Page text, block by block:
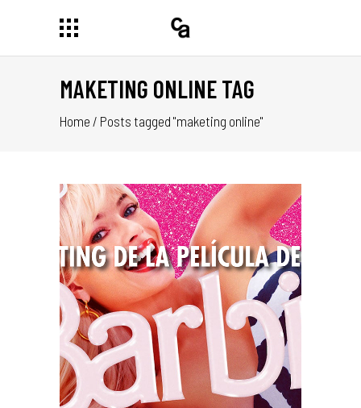
MAKETING ONLINE TAG
Home / Posts tagged "maketing online"